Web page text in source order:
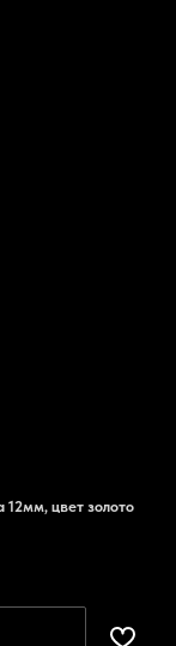
12мм, цвет золото